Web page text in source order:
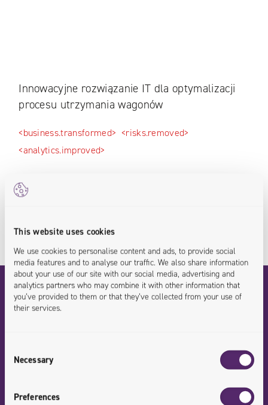
This website uses cookies
We use cookies to personalise content and ads, to provide social
media features and to analyse our traffic. We also share information
about your use of our site with our social media, advertising and
analytics partners who may combine it with other information that
you’ve provided to them or that they’ve collected from your use of
their services.
Selection
Necessary
Preferences
Innowacyjne rozwiązanie IT dla optymalizacji
procesu utrzymania wagonów
<business.transformed> <risks.removed>
<analytics.improved>
Jaką wartość możesz uzyskać? Nasza oferta
Warsztaty doradztwa technologicznego
Zarezerwuj 2-3 dni Twojego zespołu na produktywne